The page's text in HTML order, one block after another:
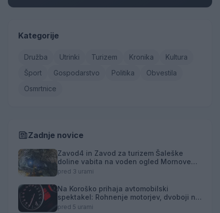
Kategorije
Družba Utrinki Turizem Kronika
Kultura
Šport
Gospodarstvo Politika
Obvestila
Osmrtnice
Zadnje novice
Zavod4 in Zavod za turizem Šaleške
doline vabita na voden ogled Mornove
zijalke
pred 3 urami
Na Koroško prihaja avtomobilski
spektakel: Rohnenje motorjev, dvoboji na
progah in atraktivni Car Meet
pred 5 urami